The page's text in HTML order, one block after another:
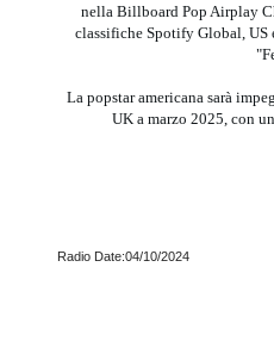
nella Billboard Pop Airplay
classifiche Spotify Global, US
La popstar americana sarà
UK a marzo 2025, con
Radio Date:04/10/2024